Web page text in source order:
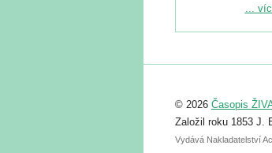
Podrobnější
Registrovat se
abstraktu
posteru je už 30.
...
© 2026 Časopis
Založil roku 1853 J.
Vydává Nakladatelství